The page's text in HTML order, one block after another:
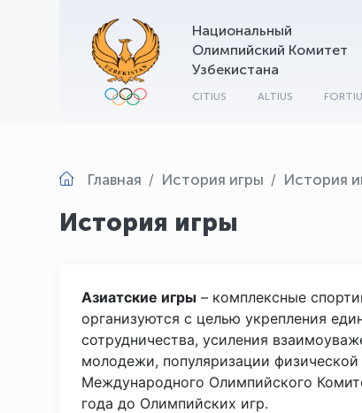
Национальный
Олимпийский Комитет
Узбекистана
CITIUS ALTIUS
Главная История игры История
История игры
Азиатские игры – комплексные
организуются с целью укрепления
сотрудничества, усиления
молодежи, популяризации
Международного Олимпийского
года до Олимпийских игр.